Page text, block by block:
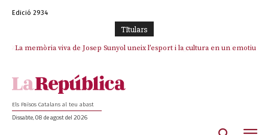
Edició 2934
TItulars
La memòria viva de Josep Sunyol uneix l’esport i la cultura en un emotiu
Els Països Catalans al teu abast
Dissabte, 08 de agost del 2026